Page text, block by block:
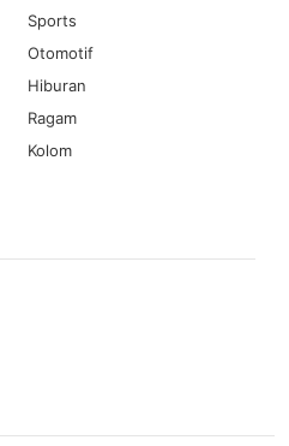
Sports
Otomotif
Hiburan
Ragam
Kolom